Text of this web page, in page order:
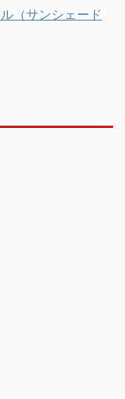
（サンシェード